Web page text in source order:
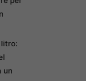
litro:
un